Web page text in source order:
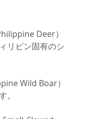
Deer）
リピン固有のシ
Wild Boar）
。